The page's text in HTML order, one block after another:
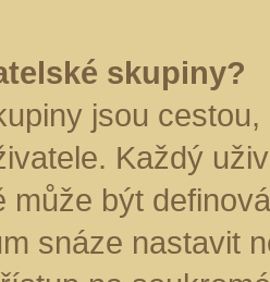
skupiny?
jsou
Každý
může být
snáze nastavit